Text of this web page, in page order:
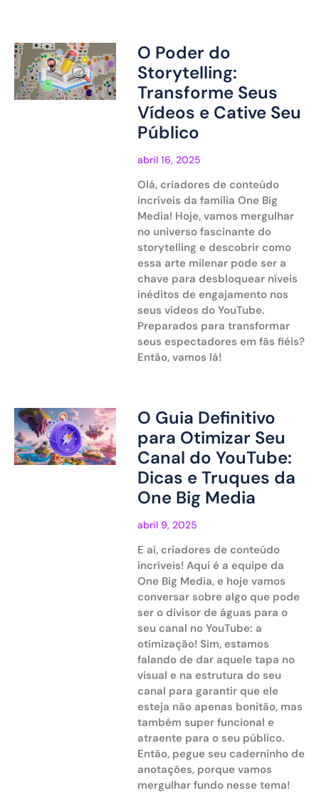
O Poder do
Storytelling:
Transforme Seus
Vídeos e Cative Seu
Público
abril 16, 2025
Olá, criadores de conteúdo
incríveis da família One Big
Media! Hoje, vamos mergulhar
no universo fascinante do
storytelling e descobrir como
essa arte milenar pode ser a
chave para desbloquear níveis
inéditos de engajamento nos
seus vídeos do YouTube.
Preparados para transformar
seus espectadores em fãs fiéis?
Então, vamos lá!
O Guia Definitivo
para Otimizar Seu
Canal do YouTube:
Dicas e Truques da
One Big Media
abril 9, 2025
E aí, criadores de conteúdo
incríveis! Aqui é a equipe da
One Big Media, e hoje vamos
conversar sobre algo que pode
ser o divisor de águas para o
seu canal no YouTube: a
otimização! Sim, estamos
falando de dar aquele tapa no
visual e na estrutura do seu
canal para garantir que ele
esteja não apenas bonitão, mas
também super funcional e
atraente para o seu público.
Então, pegue seu caderninho de
anotações, porque vamos
mergulhar fundo nesse tema!